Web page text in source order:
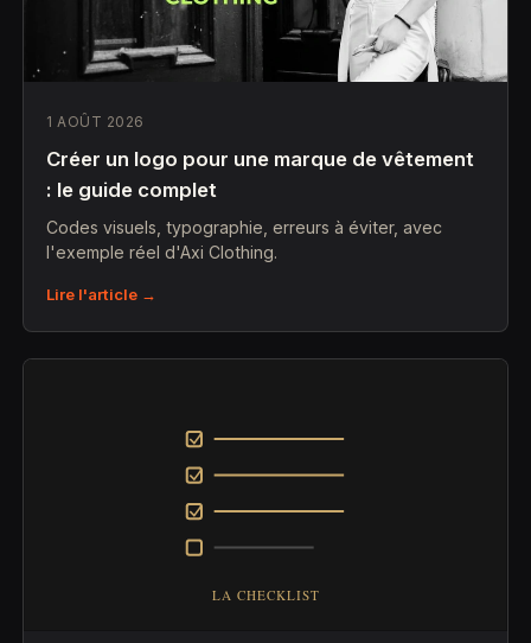
1 AOÛT 2026
Créer un logo pour une marque de vêtement
: le guide complet
Codes visuels, typographie, erreurs à éviter, avec
l'exemple réel d'Axi Clothing.
Lire l'article →